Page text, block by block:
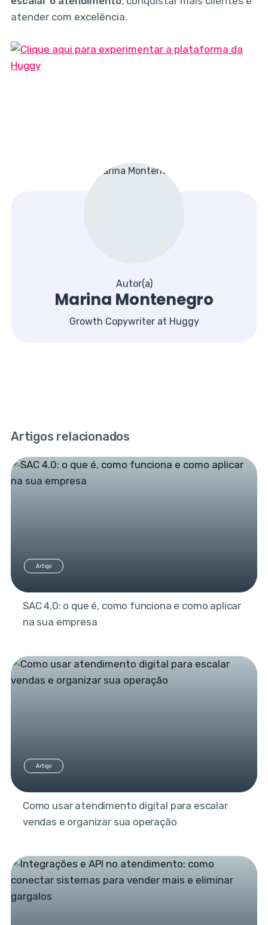
atender com excelência.
Autor(a)
Marina Montenegro
Growth Copywriter at Huggy
Artigos relacionados
Artigo
SAC 4.0: o que é, como funciona e como aplicar
na sua empresa
Artigo
Como usar atendimento digital para escalar
vendas e organizar sua operação